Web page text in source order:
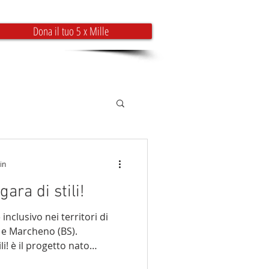
Dona il tuo 5 x Mille
INFO & CONTATTI
di stili!
inclusivo nei territori di